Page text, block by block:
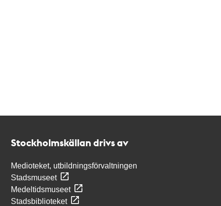
Stockholmskällan drivs av
Medioteket, utbildningsförvaltningen
Stadsmuseet
Medeltidsmuseet
Stadsbiblioteket